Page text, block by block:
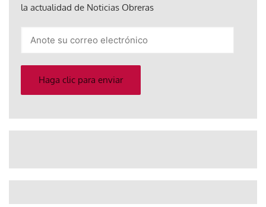
la actualidad de Noticias Obreras
electrónico
Haga clic para enviar